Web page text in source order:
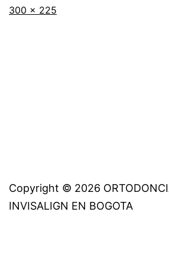
Tamaño
300 × 225
Copyright © 2026
INVISALIGN EN BOGOTA